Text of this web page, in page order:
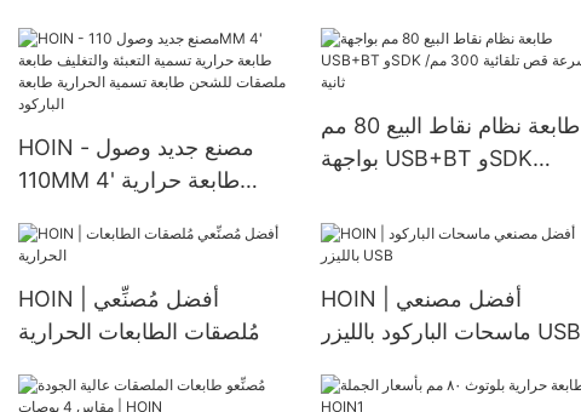
التشغيل Android وIOS،
طابعة حرارية محمولة مقاس
HOIN - مصنع جديد وصول
110MM 4' طابعة حرارية
ملصقات للشحن طابعة تسمية
طابعة نظام نقاط البيع 80 مم
بواجهة USB+BT وSDK
ثانية
HOIN | أفضل مُصنِّعي
مُلصقات الطابعات الحرارية
HOIN | أفضل مصنعي
ماسحات الباركود بالليزر USB